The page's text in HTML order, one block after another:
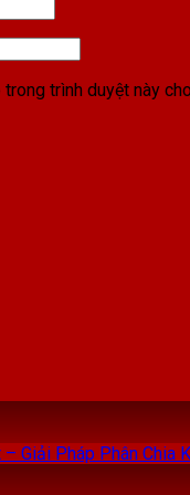
trình duyệt này
Giải Pháp Phân Chia